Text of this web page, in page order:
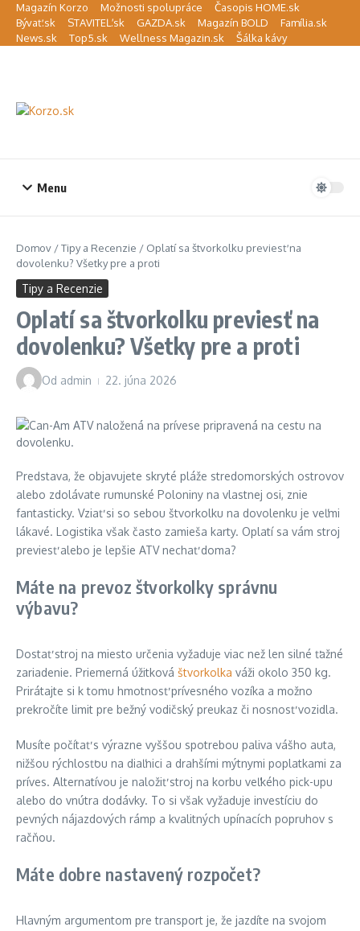
Preskočiť na obsah
Magazín Korzo Možnosti spolupráce
Časopis HOME.sk
Bývať.sk
STAVITEĽ.sk GAZDA.sk Magazín BOLD
Família.sk
News.sk
Top5.sk Wellness Magazin.sk Šálka kávy
Menu
Domov /Tipy a Recenzie / Oplatí sa štvorkolku previesť na
dovolenku? Všetky pre a proti
Tipy a Recenzie
Oplatí sa štvorkolku previesť na
dovolenku? Všetky pre a proti
Od admin 22. júna 2026
Predstava, že objavujete skryté pláže stredomorských ostrovov
alebo zdolávate rumunské Poloniny na vlastnej osi, znie
fantasticky. Vziať si so sebou štvorkolku na dovolenku je veľmi
lákavé. Logistika však často zamieša karty. Oplatí sa vám stroj
previesť alebo je lepšie ATV nechať doma?
Máte na prevoz štvorkolky správnu
výbavu?
Dostať stroj na miesto určenia vyžaduje viac než len silné ťažné
zariadenie. Priemerná úžitková štvorkolka váži okolo 350 kg.
Prirátajte si k tomu hmotnosť prívesného vozíka a možno
prekročíte limit pre bežný vodičský preukaz či nosnosť vozidla.
Musíte počítať s výrazne vyššou spotrebou paliva vášho auta,
nižšou rýchlosťou na diaľnici a drahšími mýtnymi poplatkami za
príves. Alternatívou je naložiť stroj na korbu veľkého pick-upu
alebo do vnútra dodávky. To si však vyžaduje investíciu do
pevných nájazdových rámp a kvalitných upínacích popruhov s
račňou.
Máte dobre nastavený rozpočet?
Hlavným argumentom pre transport je, že jazdíte na svojom